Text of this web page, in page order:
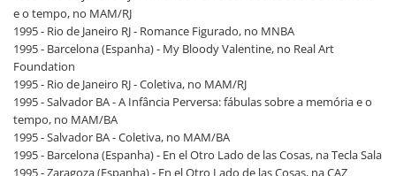
e o tempo, no MAM/RJ
1995 - Rio de Janeiro RJ - Romance Figurado, no MNBA
1995 - Barcelona (Espanha) - My Bloody Valentine, no Real Art
Foundation
1995 - Rio de Janeiro RJ - Coletiva, no MAM/RJ
1995 - Salvador BA - A Infância Perversa: fábulas sobre a memória e o
tempo, no MAM/BA
1995 - Salvador BA - Coletiva, no MAM/BA
1995 - Barcelona (Espanha) - En el Otro Lado de las Cosas, na Tecla Sala
1995 - Zaragoza (Espanha) - En el Otro Lado de las Cosas, na CAZ